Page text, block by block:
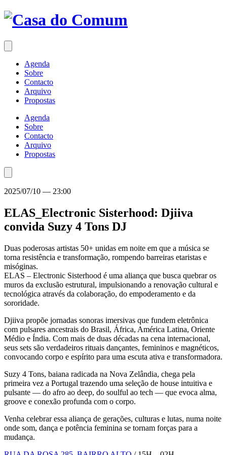
Saltar
para
conteúdo
Agenda
Sobre
Contacto
Arquivo
Propostas
Agenda
Sobre
Contacto
Arquivo
Propostas
2025/07/10 — 23:00
ELAS_Electronic Sisterhood: Djiiva
convida Suzy 4 Tons DJ
Duas poderosas artistas 50+ unidas em noite em que a música se
torna resistência e transformação, rompendo barreiras etaristas e
misóginas.
ELAS – Electronic Sisterhood é uma aliança que busca quebrar os
muros da exclusão estrutural, impulsionando a renovação cultural e
tecnológica através da colaboração, do empoderamento e da
sororidade.
Djiiva propõe jornadas sonoras imersivas que fundem eletrônica
com pulsares ancestrais do Brasil, África, América Latina, Oriente
Médio e Índia. Com mais de duas décadas na cena internacional,
seus sets são verdadeiros rituais dançantes, femininos e magnéticos,
convocando corpo e espírito para uma escuta ativa e transformadora.
Suzy 4 Tons, baiana radicada na Nova Zelândia, chega pela
primeira vez a Portugal trazendo uma seleção de house intuitiva e
pulsante — do afro ao deep, do soulful ao tech — que evoca alma,
groove e conexão profunda com o corpo.
Venha celebrar essa aliança de gerações, culturas e lutas, numa noite
onde som, dança e potência feminina se tornam forças para a
mudança.